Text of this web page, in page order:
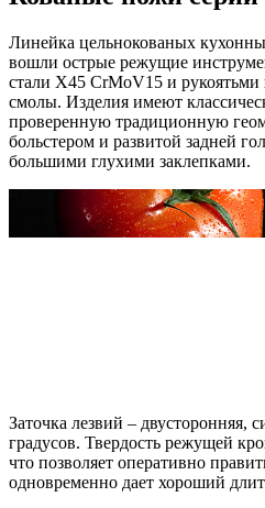
Линейка цельнокованых
вошли острые режущие
стали X45 CrMoV15 и рукоятьми
смолы. Изделия имеют
проверенную традиционную
больстером и развитой задней
большими глухими заклепками.
Заточка лезвий – двусторонняя,
градусов. Твердость режущей
что позволяет оперативно
одновременно дает хороший